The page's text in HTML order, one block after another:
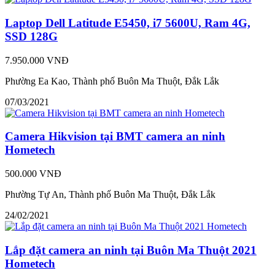
Laptop Dell Latitude E5450, i7 5600U, Ram 4G,
SSD 128G
7.950.000 VNĐ
Phường Ea Kao, Thành phố Buôn Ma Thuột, Đắk Lắk
07/03/2021
Camera Hikvision tại BMT camera an ninh
Hometech
500.000 VNĐ
Phường Tự An, Thành phố Buôn Ma Thuột, Đắk Lắk
24/02/2021
Lắp đặt camera an ninh tại Buôn Ma Thuột 2021
Hometech